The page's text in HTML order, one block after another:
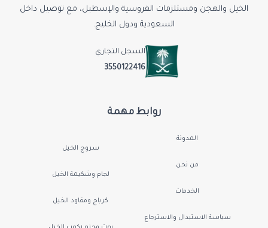
روابط مهمة
المدونة
من نحن
الخدمات
سياسة الاستبدال والاسترجاع
سروج الخيل
لجام وشكيمة الخيل
كرباج ومقاود الخيل
الخيل والهجن ومستلزمات الفروسية والإسطبل، مع توصيل داخل
السعودية ودول الخليج.
السجل التجاري
3550122416